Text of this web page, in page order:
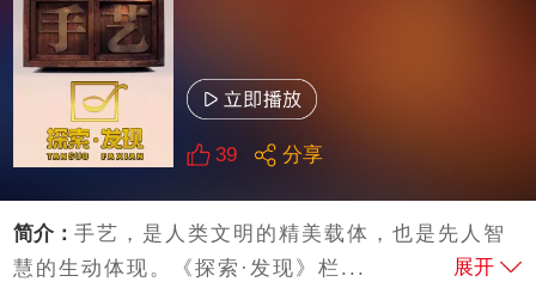
39 分享
简介：手艺，是人类文明的精美载体，也是先人智
慧的生动体现。《探索·发现》栏...
展开